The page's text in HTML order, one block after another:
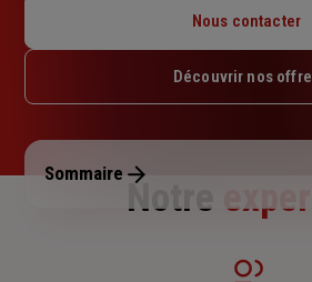
Mardi : 08h30 – 12h / 14h – 17h30
Jeudi : 08h30 – 12h / 14h – 17h30
Dimanche : Fermé
Nous contacter
Découvrir nos
Sommaire
Notre